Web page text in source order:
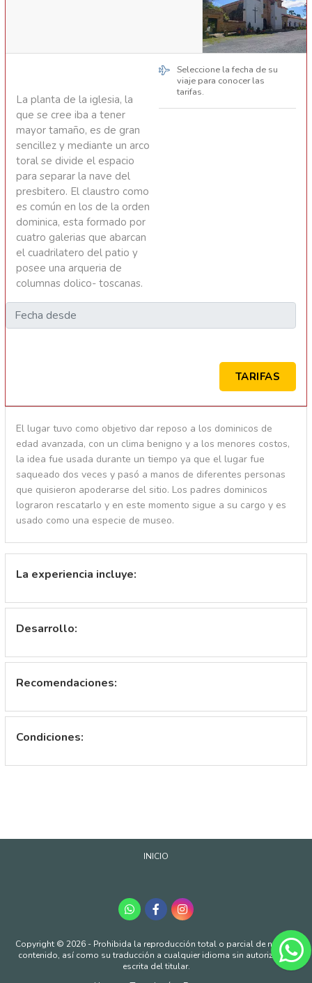
La planta de la iglesia, la
que se cree iba a tener
mayor tamaño, es de gran
sencillez y mediante un arco
toral se divide el espacio
para separar la nave del
presbitero. El claustro como
es común en los de la orden
dominica, esta formado por
cuatro galerias que abarcan
el cuadrilatero del patio y
posee una arqueria de
columnas dolico- toscanas.
Seleccione la fecha de su
viaje para conocer las
tarifas.
TARIFAS
El lugar tuvo como objetivo dar reposo a los dominicos de
edad avanzada, con un clima benigno y a los menores costos,
la idea fue usada durante un tiempo ya que el lugar fue
saqueado dos veces y pasó a manos de diferentes personas
que quisieron apoderarse del sitio. Los padres dominicos
lograron rescatarlo y en este momento sigue a su cargo y es
usado como una especie de museo.
La experiencia incluye:
Desarrollo:
Recomendaciones:
Condiciones:
INICIO
Copyright © 2026 - Prohibida la reproducción total o parcial de nuestro
contenido, así como su traducción a cualquier idioma sin autorización
escrita del titular.